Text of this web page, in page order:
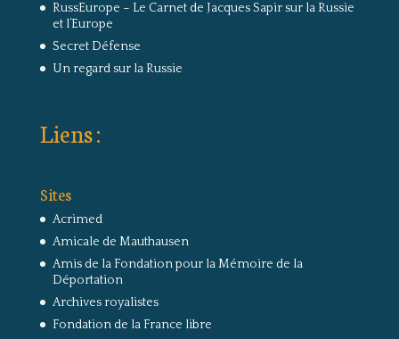
RussEurope – Le Carnet de Jacques Sapir sur la Russie
et l’Europe
Secret Défense
Un regard sur la Russie
Liens :
Sites
Acrimed
Amicale de Mauthausen
Amis de la Fondation pour la Mémoire de la
Déportation
Archives royalistes
Fondation de la France libre